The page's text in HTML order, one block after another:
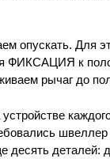
опускать. Для
ФИКСАЦИЯ к
рычаг до
десять деталей: